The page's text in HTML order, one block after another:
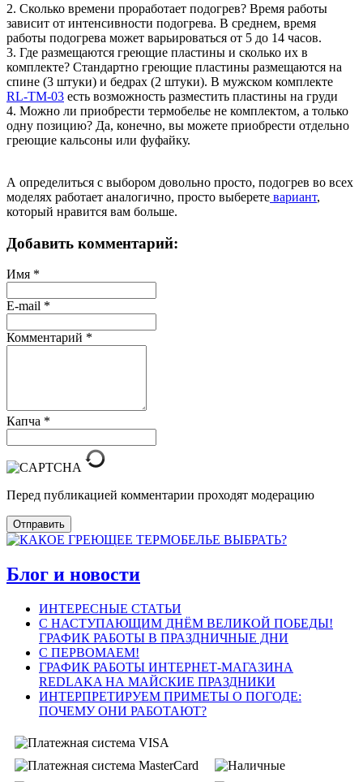
2. Сколько времени проработает подогрев? Время работы
зависит от интенсивности подогрева. В среднем, время
работы подогрева может варьироваться от 5 до 14 часов.
3. Где размещаются греющие пластины и сколько их в
комплекте? Стандартно греющие пластины размещаются на
спине (3 штуки) и бедрах (2 штуки). В мужском комплекте
RL-TM-03 есть возможность разместить пластины на груди
4. Можно ли приобрести термобелье не комплектом, а только
одну позицию? Да, конечно, вы можете приобрести отдельно
греющие кальсоны или фуфайку.
А определиться с выбором довольно просто, подогрев во всех
моделях работает аналогично, просто выберете вариант,
который нравится вам больше.
Добавить комментарий:
Имя *
E-mail *
Комментарий *
Капча *
Перед публикацией комментарии проходят модерацию
Отправить
Блог и новости
ИНТЕРЕСНЫЕ СТАТЬИ
С НАСТУПАЮЩИМ ДНЁМ ВЕЛИКОЙ ПОБЕДЫ!
ГРАФИК РАБОТЫ В ПРАЗДНИЧНЫЕ ДНИ
С ПЕРВОМАЕМ!
ГРАФИК РАБОТЫ ИНТЕРНЕТ-МАГАЗИНА
REDLAKA НА МАЙСКИЕ ПРАЗДНИКИ
ИНТЕРПРЕТИРУЕМ ПРИМЕТЫ О ПОГОДЕ:
ПОЧЕМУ ОНИ РАБОТАЮТ?